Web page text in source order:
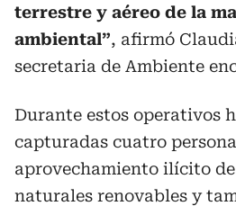
terrestre y aéreo de la
ambiental”, afirmó
secretaria de Ambiente
Durante estos operativos
capturadas cuatro
aprovechamiento ilícito
naturales renovables y